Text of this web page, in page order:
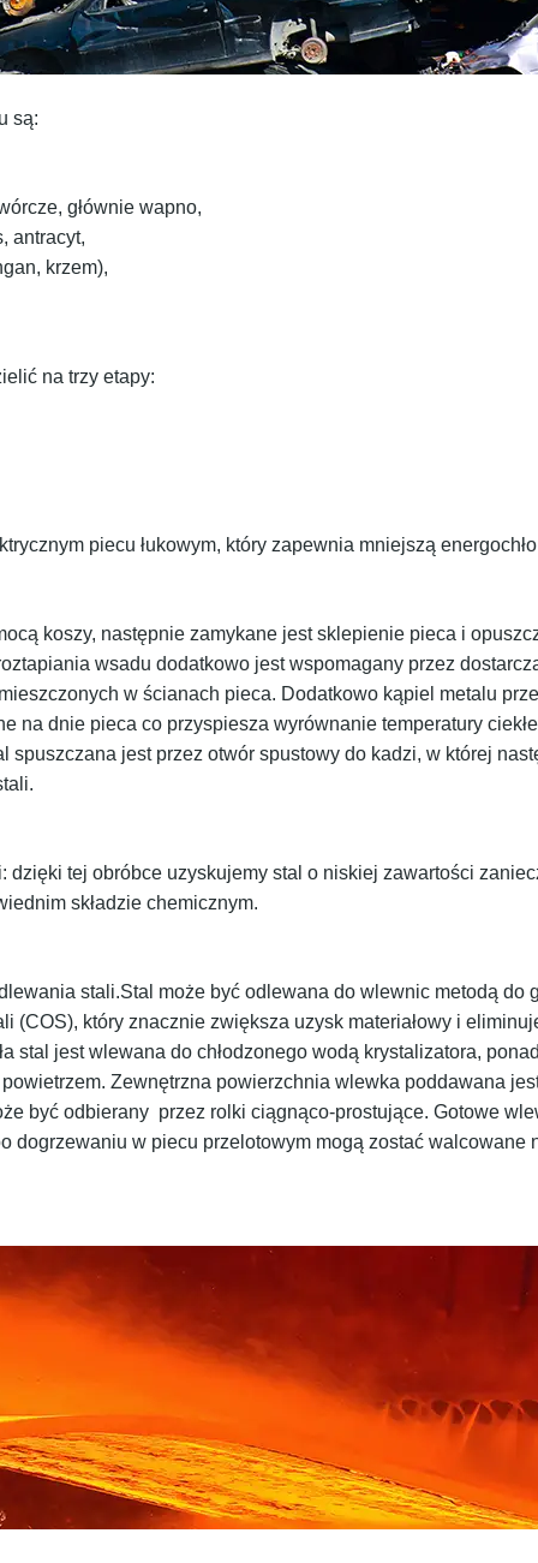
są:
głównie wapno,
antracyt,
krzem),
na trzy etapy:
piecu łukowym, który zapewnia mniejszą
koszy, następnie zamykane jest sklepienie pieca i
wsadu dodatkowo jest wspomagany przez
w ścianach pieca. Dodatkowo kąpiel metalu
na dnie pieca co przyspiesza wyrównanie temperatury
spuszczana jest przez otwór spustowy do kadzi, w której
: dzięki tej obróbce uzyskujemy stal o niskiej zawartości
składzie chemicznym.
stali.Stal może być odlewana do wlewnic metodą do
(COS), który znacznie zwiększa uzysk materiałowy i
stal jest wlewana do chłodzonego wodą krystalizatora,
Zewnętrzna powierzchnia wlewka poddawana
być odbierany przez rolki ciągnąco-prostujące. Gotowe
dogrzewaniu w piecu przelotowym mogą zostać walcowane